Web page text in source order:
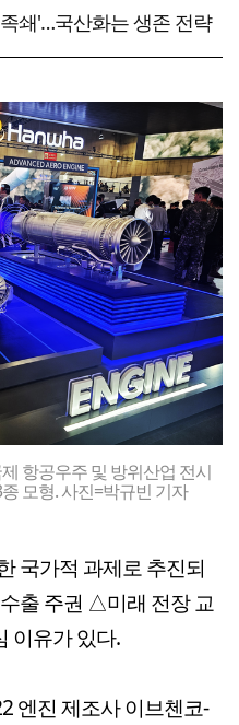
쇄'…국산화는 생존 전략
항공우주 및 방위산업 전시
모형. 사진=박규빈 기자
국가적 과제로 추진되
출 주권 △미래 전장 교
이유가 있다.
엔진 제조사 이브첸코-